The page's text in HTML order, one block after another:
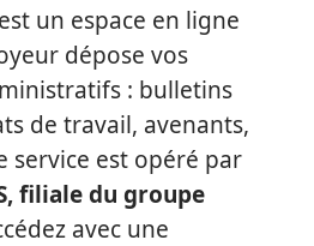
un espace en ligne
dépose vos
: bulletins
de travail, avenants,
service est opéré par
filiale du groupe
avec une